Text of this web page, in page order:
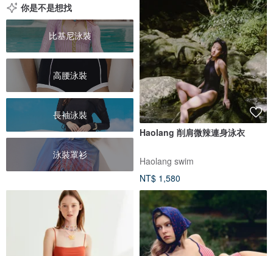
你是不是想找
比基尼泳裝
高腰泳裝
長袖泳裝
泳裝罩衫
Haolang 削肩微辣連身泳衣
Haolang swim
NT$ 1,580